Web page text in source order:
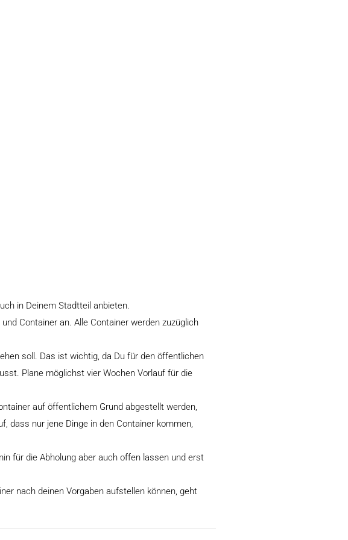
in Deinem Stadtteil anbieten.
Container an. Alle Container werden zuzüglich
soll. Das ist wichtig, da Du für den öffentlichen
Plane möglichst vier Wochen Vorlauf für die
auf öffentlichem Grund abgestellt werden,
dass nur jene Dinge in den Container kommen,
für die Abholung aber auch offen lassen und erst
nach deinen Vorgaben aufstellen können, geht